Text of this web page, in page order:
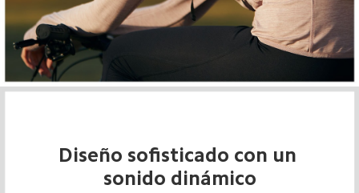
Diseño sofisticado con un
sonido dinámico